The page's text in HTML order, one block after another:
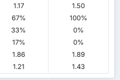
1.17
1.50
67%
100%
33%
0%
17%
0%
1.86
1.89
1.21 1.43